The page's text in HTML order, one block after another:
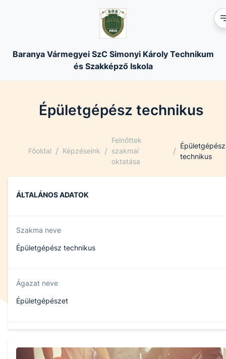
Baranya Vármegyei SzC Simonyi Károly Technikum
és Szakképző Iskola
Épületgépész technikus
Főoldal / Képzéseink /
Felnőttek
szakmai
oktatása
/
Épületgépész
technikus
ÁLTALÁNOS ADATOK
Szakma neve
Épületgépész technikus
Ágazat neve
Épületgépészet
507320701